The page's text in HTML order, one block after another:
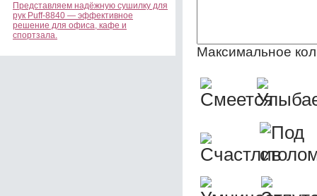
Представляем надёжную сушилку для
рук Puff-8840 — эффективное
решение для офиса, кафе и
спортзала.
Максимальное